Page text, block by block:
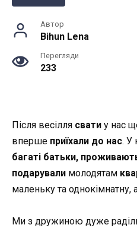
Автор
Bihun Lena
Перегляди
233
Після весілля свати у нас
вперше приїхали до нас. У
багаті батьки,
подарували молодятам
маленьку та однокімнатну,
Ми з дружиною дуже